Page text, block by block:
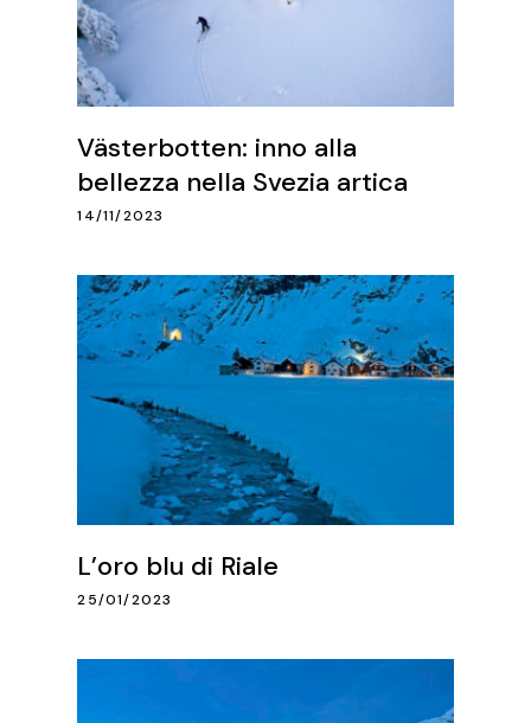
Västerbotten: inno alla
bellezza nella Svezia artica
14/11/2023
L’oro blu di Riale
25/01/2023